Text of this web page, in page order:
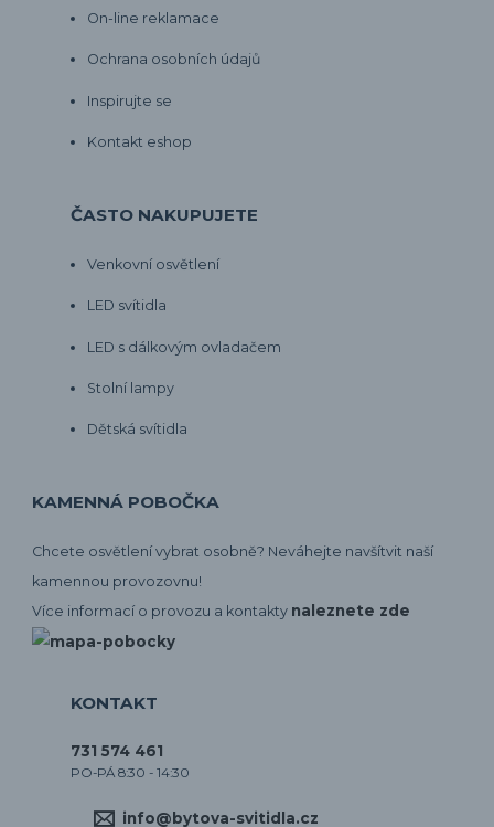
On-line reklamace
Ochrana osobních údajů
Inspirujte se
Kontakt eshop
ČASTO NAKUPUJETE
Venkovní osvětlení
LED svítidla
LED s dálkovým ovladačem
Stolní lampy
Dětská svítidla
KAMENNÁ POBOČKA
Chcete osvětlení vybrat osobně? Neváhejte navšítvit naší
kamennou provozovnu!
Více informací o provozu a kontakty naleznete zde
KONTAKT
731 574 461
PO-PÁ 8:30 - 14:30
info@bytova-svitidla.cz